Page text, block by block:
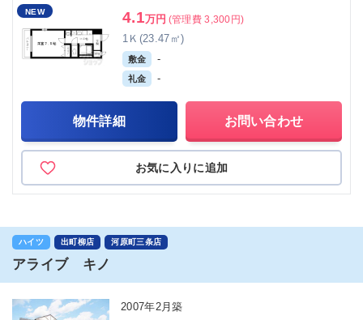
NEW 4.1万円 (管理費 3,300円)
1Ｋ(23.47㎡)
敷金 -
礼金 -
物件詳細 お問い合わせ
お気に入りに追加
ハイツ 出町柳店 河原町三条店
アライブ キノ
2007年2月築